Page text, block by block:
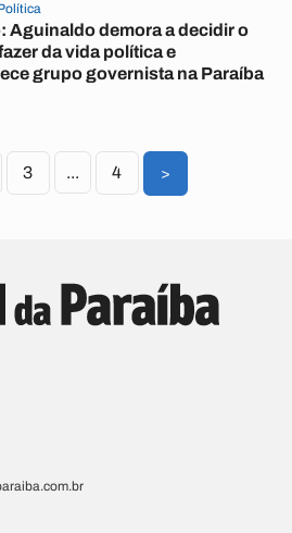
Aguinaldo demora a decidir o
da vida política e
grupo governista na Paraíba
3 ... 4 >